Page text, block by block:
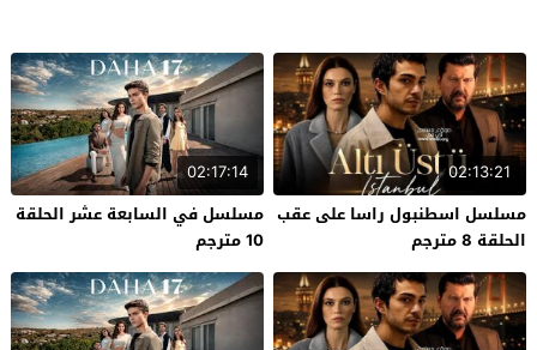
02:13:21
مسلسل اسطنبول راسا على عقب
الحلقة 8 مترجم
02:17:14
مسلسل في السابعة عشر الحلقة
10 مترجم